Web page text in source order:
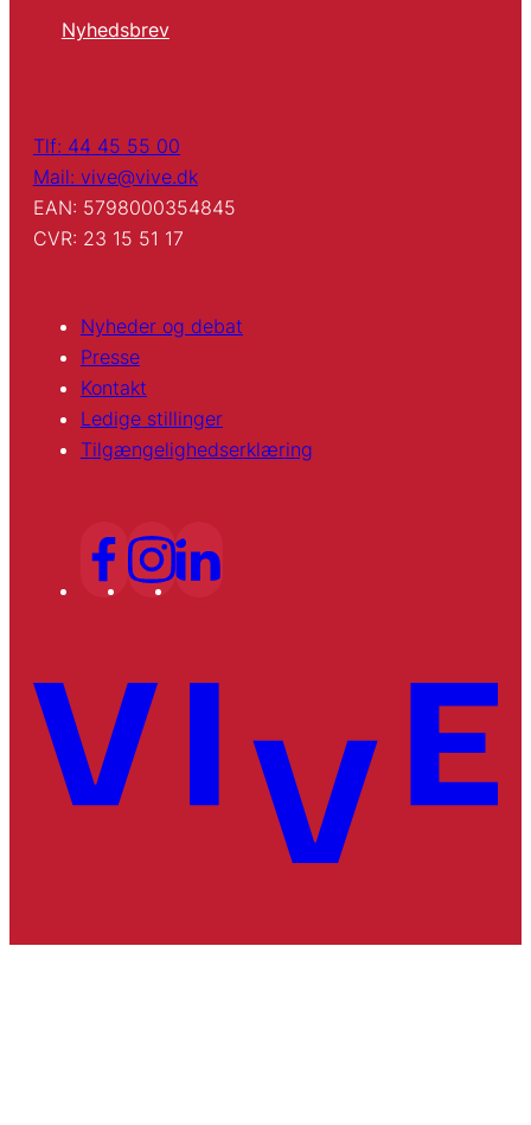
Nyhedsbrev
Tlf: 44 45 55 00
Mail: vive@vive.dk
EAN: 5798000354845
CVR: 23 15 51 17
Nyheder og debat
Presse
Kontakt
Ledige stillinger
Tilgængelighedserklæring